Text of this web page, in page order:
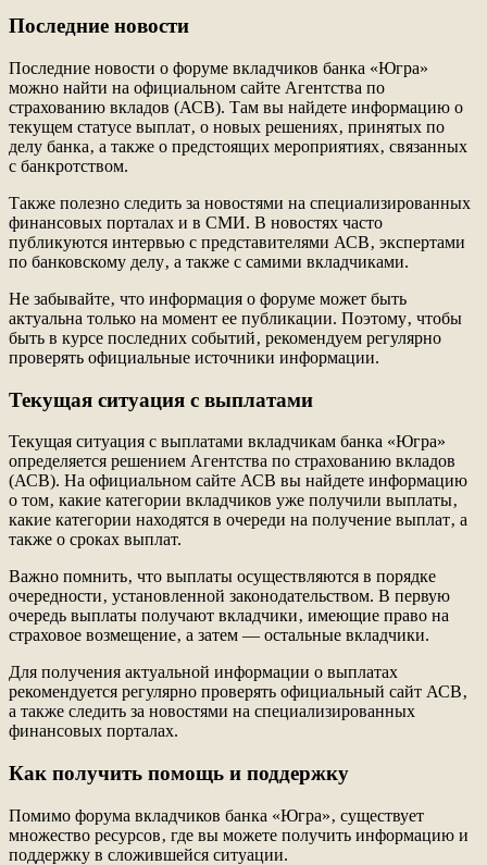
Последние новости
Последние новости о форуме вкладчиков банка «Югра»
можно найти на официальном сайте Агентства по
страхованию вкладов (АСВ). Там вы найдете информацию о
текущем статусе выплат‚ о новых решениях‚ принятых по
делу банка‚ а также о предстоящих мероприятиях‚ связанных
с банкротством.
Также полезно следить за новостями на специализированных
финансовых порталах и в СМИ. В новостях часто
публикуются интервью с представителями АСВ‚ экспертами
по банковскому делу‚ а также с самими вкладчиками.
Не забывайте‚ что информация о форуме может быть
актуальна только на момент ее публикации. Поэтому‚ чтобы
быть в курсе последних событий‚ рекомендуем регулярно
проверять официальные источники информации.
Текущая ситуация с выплатами
Текущая ситуация с выплатами вкладчикам банка «Югра»
определяется решением Агентства по страхованию вкладов
(АСВ). На официальном сайте АСВ вы найдете информацию
о том‚ какие категории вкладчиков уже получили выплаты‚
какие категории находятся в очереди на получение выплат‚ а
также о сроках выплат.
Важно помнить‚ что выплаты осуществляются в порядке
очередности‚ установленной законодательством. В первую
очередь выплаты получают вкладчики‚ имеющие право на
страховое возмещение‚ а затем — остальные вкладчики.
Для получения актуальной информации о выплатах
рекомендуется регулярно проверять официальный сайт АСВ‚
а также следить за новостями на специализированных
финансовых порталах.
Как получить помощь и поддержку
Помимо форума вкладчиков банка «Югра»‚ существует
множество ресурсов‚ где вы можете получить информацию и
поддержку в сложившейся ситуации.